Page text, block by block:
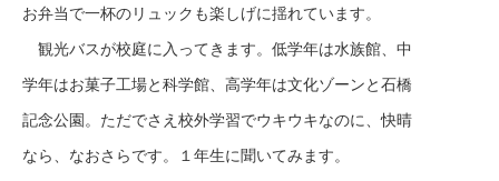
お弁当で一杯のリュックも楽しげに揺れています。
観光バスが校庭に入ってきます。低学年は水族館、中
学年はお菓子工場と科学館、高学年は文化ゾーンと石橋
記念公園。ただでさえ校外学習でウキウキなのに、快晴
なら、なおさらです。１年生に聞いてみます。